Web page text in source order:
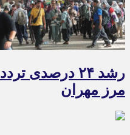
رشد ۲۴ درصدی
مرز مهران